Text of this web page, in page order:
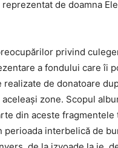
de doamna
privind
a fondului care îi
de donatoare
zone. Scopul
din aceste
interbelică de